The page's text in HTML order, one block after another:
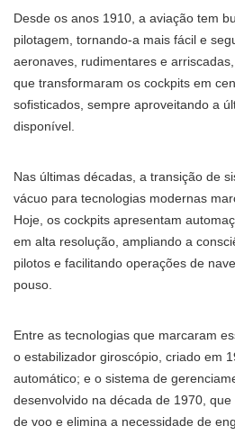
Desde os anos 1910, a aviação tem
pilotagem, tornando-a mais fácil e
aeronaves, rudimentares e
que transformaram os cockpits em
sofisticados, sempre aproveitando a
disponível.
Nas últimas décadas, a transição de
vácuo para tecnologias modernas
Hoje, os cockpits apresentam
em alta resolução, ampliando a
pilotos e facilitando operações de
pouso.
Entre as tecnologias que marcaram
o estabilizador giroscópio, criado em
automático; e o sistema de
desenvolvido na década de 1970,
de voo e elimina a necessidade de